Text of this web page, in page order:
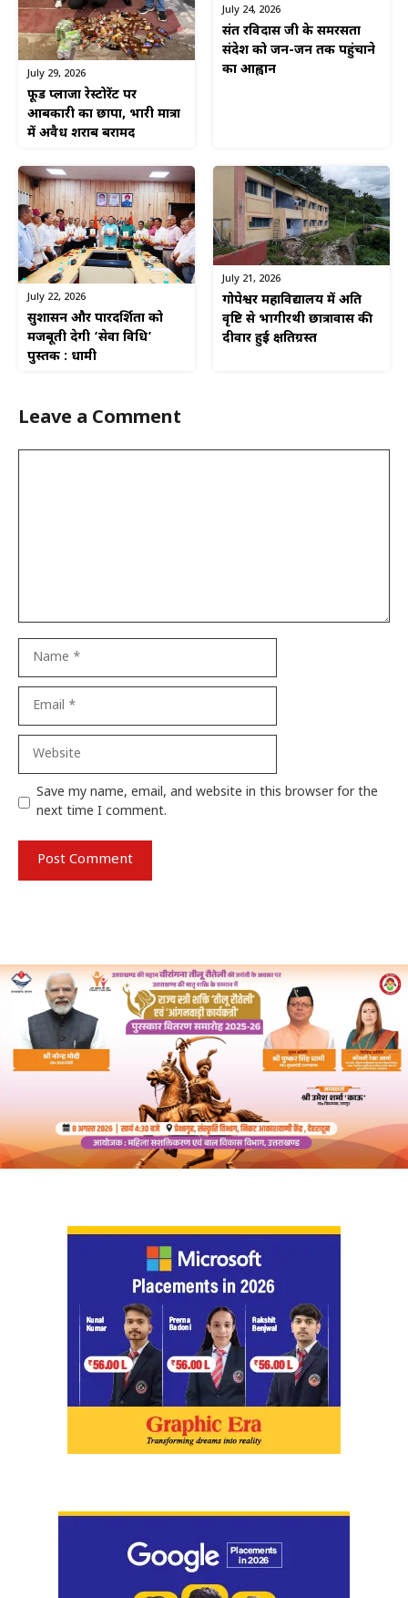
July 29, 2026
फूड प्लाजा रेस्टोरेंट पर
आबकारी का छापा, भारी मात्रा
में अवैध शराब बरामद
July 24, 2026
संत रविदास जी के समरसता
संदेश को जन-जन तक पहुंचाने
का आह्वान
July 22, 2026
सुशासन और पारदर्शिता को
मजबूती देगी ‘सेवा विधि’
पुस्तक : धामी
July 21, 2026
गोपेश्वर महाविद्यालय में अति
वृष्टि से भागीरथी छात्रावास की
दीवार हुई क्षतिग्रस्त
Leave a Comment
Website
Save my name, email, and website in this browser for the
next time I comment.